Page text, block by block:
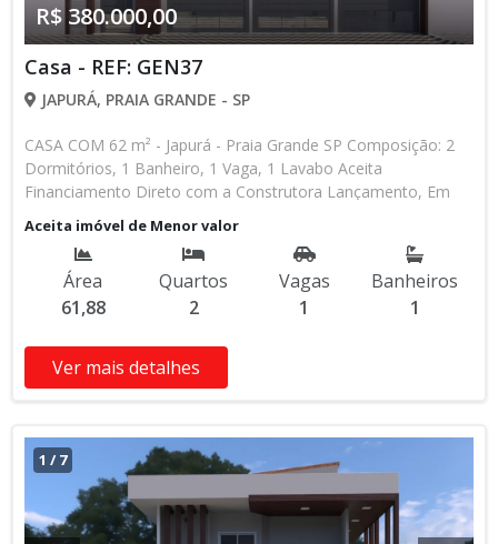
R$ 380.000,00
Casa - REF: GEN37
JAPURÁ, PRAIA GRANDE - SP
CASA COM 62 m² - Japurá - Praia Grande SP Composição: 2
Dormitórios, 1 Banheiro, 1 Vaga, 1 Lavabo Aceita
Financiamento Direto com a Construtora Lançamento, Em
Obras Entrada de R$ 85.000,00 84 Parcelas Mensais de R$
2.476,16 8 Parcelas Anuais de R$ 4.000,00 R$ 25.000,00
Entrega das Chaves R$ 380.000,00 valor Total * Os valores e
disponibilidade podem ser alterados sem prévio aviso. Favor
verificar entrando em contato com nossa equipe
Aceita imóvel de Menor valor
Área
61,88
Quartos
2
Vagas
1
Banheiros
1
Ver mais detalhes
1 /7